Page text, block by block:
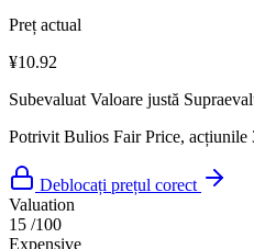
Preț actual
¥10.92
Subevaluat Valoare justă
Potrivit Bulios Fair Price, acțiunile
Deblocați prețul corect
Valuation
15 /100
Expensive